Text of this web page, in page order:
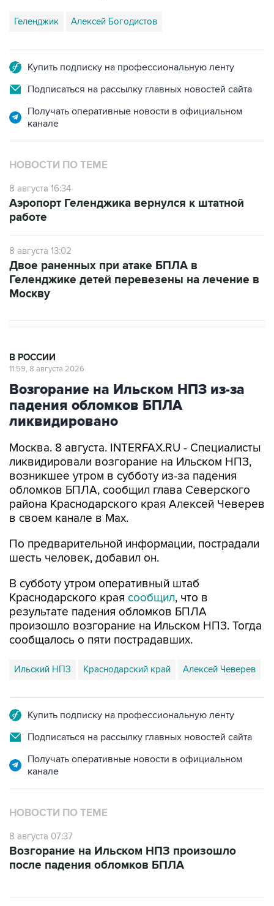
Геленджик Алексей Богодистов
Купить подписку на профессиональную ленту
Подписаться на рассылку главных новостей сайта
Получать оперативные новости в официальном
канале
НОВОСТИ ПО ТЕМЕ
8 августа 16:34
Аэропорт Геленджика вернулся к штатной
работе
8 августа 13:02
Двое раненных при атаке БПЛА в
Геленджике детей перевезены на лечение в
Москву
В РОССИИ
11:59, 8 августа 2026
Возгорание на Ильском НПЗ из-за
падения обломков БПЛА
ликвидировано
Москва. 8 августа. INTERFAX.RU - Специалисты
ликвидировали возгорание на Ильском НПЗ,
возникшее утром в субботу из-за падения
обломков БПЛА, сообщил глава Северского
района Краснодарского края Алексей Чеверев
в своем канале в Max.
По предварительной информации, пострадали
шесть человек, добавил он.
В субботу утром оперативный штаб
Краснодарского края сообщил, что в
результате падения обломков БПЛА
произошло возгорание на Ильском НПЗ. Тогда
сообщалось о пяти пострадавших.
Ильский НПЗ Краснодарский край Алексей Чеверев
Купить подписку на профессиональную ленту
Подписаться на рассылку главных новостей сайта
Получать оперативные новости в официальном
канале
НОВОСТИ ПО ТЕМЕ
8 августа 07:37
Возгорание на Ильском НПЗ произошло
после падения обломков БПЛА